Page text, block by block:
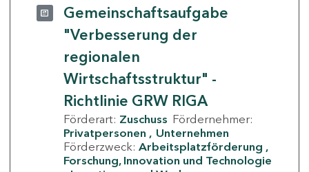
Gemeinschaftsaufgabe
"Verbesserung der
regionalen
Wirtschaftsstruktur" -
Richtlinie GRW RIGA
Förderart: Zuschuss Fördernehmer:
Privatpersonen
Unternehmen
Förderzweck: Arbeitsplatzförderung
Forschung, Innovation und Technologie